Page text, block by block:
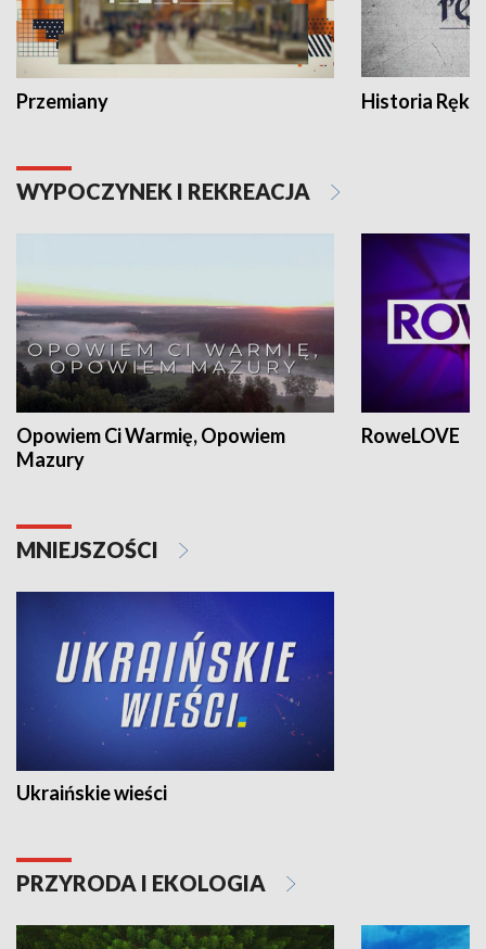
Przemiany Historia Ręką
WYPOCZYNEK I REKREACJA
Opowiem Ci Warmię, Opowiem
Mazury
RoweLOVE
MNIEJSZOŚCI
Ukraińskie wieści
PRZYRODA I EKOLOGIA